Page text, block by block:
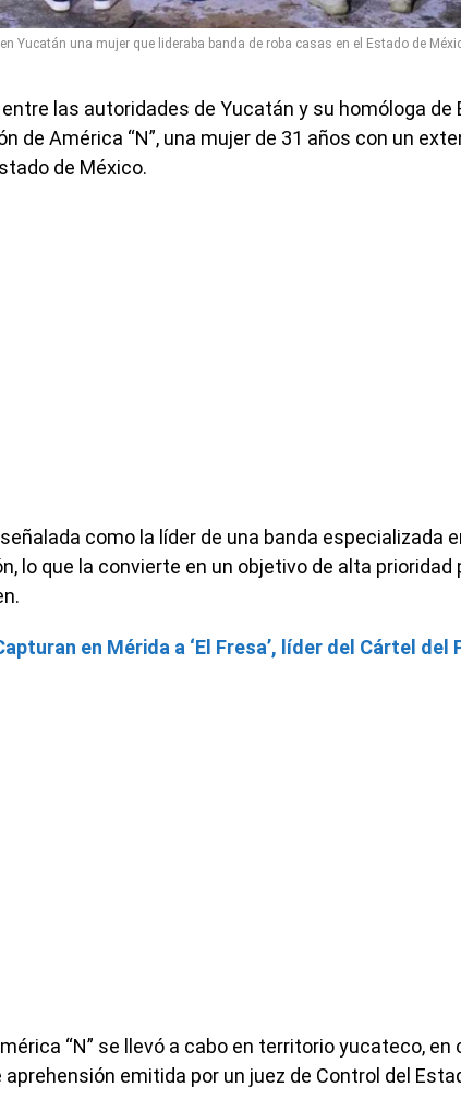
Yucatán una mujer que lideraba banda de roba casas en el Estado de
las autoridades de Yucatán y su homóloga de
de América “N”, una mujer de 31 años con un
de México.
como la líder de una banda especializada
lo que la convierte en un objetivo de alta prioridad
en Mérida a ‘El Fresa’, líder del Cártel del
“N” se llevó a cabo en territorio yucateco,
aprehensión emitida por un juez de Control del